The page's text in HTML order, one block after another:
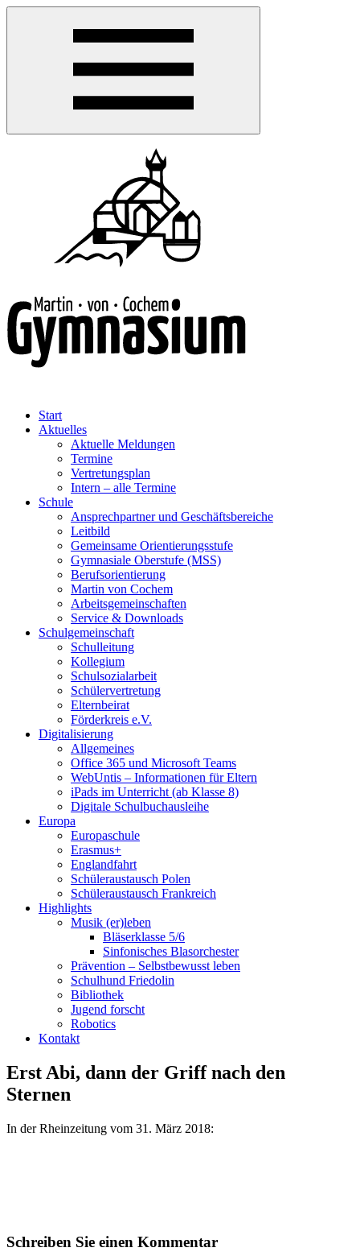
Start
Aktuelles
Aktuelle Meldungen
Termine
Vertretungsplan
Intern – alle Termine
Schule
Ansprechpartner und Geschäftsbereiche
Leitbild
Gemeinsame Orientierungsstufe
Gymnasiale Oberstufe (MSS)
Berufsorientierung
Martin von Cochem
Arbeitsgemeinschaften
Service & Downloads
Schulgemeinschaft
Schulleitung
Kollegium
Schulsozialarbeit
Schülervertretung
Elternbeirat
Förderkreis e.V.
Digitalisierung
Allgemeines
Office 365 und Microsoft Teams
WebUntis – Informationen für Eltern
iPads im Unterricht (ab Klasse 8)
Digitale Schulbuchausleihe
Europa
Europaschule
Erasmus+
Englandfahrt
Schüleraustausch Polen
Schüleraustausch Frankreich
Highlights
Musik (er)leben
Bläserklasse 5/6
Sinfonisches Blasorchester
Prävention – Selbstbewusst leben
Schulhund Friedolin
Bibliothek
Jugend forscht
Robotics
Kontakt
Erst Abi, dann der Griff nach den
Sternen
In der Rheinzeitung vom 31. März 2018:
Schreiben Sie einen Kommentar